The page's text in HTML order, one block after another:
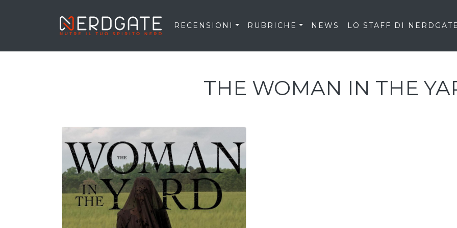
RECENSIONI RUBRICHE NEWS LO STAFF DI
THE WOMAN IN THE